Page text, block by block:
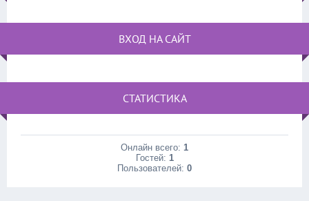
ВХОД НА САЙТ
СТАТИСТИКА
Онлайн всего: 1
Гостей: 1
Пользователей: 0